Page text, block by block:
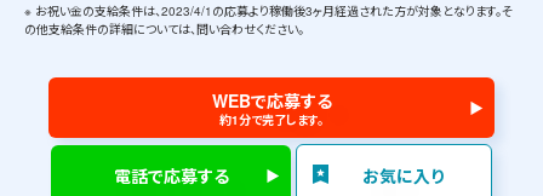
※ お祝い金の支給条件は、2023/4/1の応募より稼働後3ヶ月経過された方が対象となります。そ
の他支給条件の詳細については、問い合わせください。
WEBで応募する
約1分で完了します。
電話で応募する お気に入り